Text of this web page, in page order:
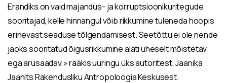
Erandiks on vaid majandus- ja korruptsioonikuritegude
sooritajad, kelle hinnangul võib rikkumine tuleneda hoopis
erinevast seaduse tõlgendamisest. Seetõttu ei ole nende
jaoks sooritatud õigusrikkumine alati üheselt mõistetav
ega arusaadav,» rääkis uuringu üks autoritest, Jaanika
Jaanits Rakendusliku Antropoloogia Keskusest.